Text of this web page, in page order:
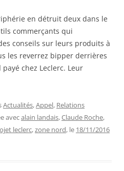
en détruit deux dans le
commerçants qui
conseils sur leurs produits à
les reverrez bipper derrières
chez Leclerc. Leur
Actualités,Appel, Relations
avecalain landais,Claude Roche,
leclerc,zone nord, le 18/11/2016